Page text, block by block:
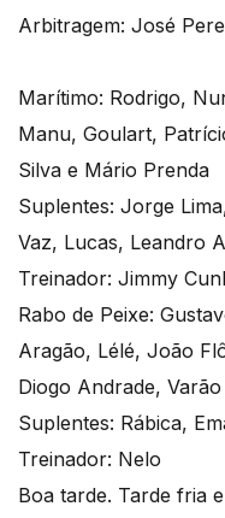
Arbitragem: José
Marítimo: Rodrigo,
Manu, Goulart,
Silva e Mário Prenda
Suplentes: Jorge
Vaz, Lucas, Leandro
Treinador: Jimmy
Rabo de Peixe:
Aragão, Lélé, João
Diogo Andrade,
Suplentes: Rábica,
Treinador: Nelo
Boa tarde. Tarde fria